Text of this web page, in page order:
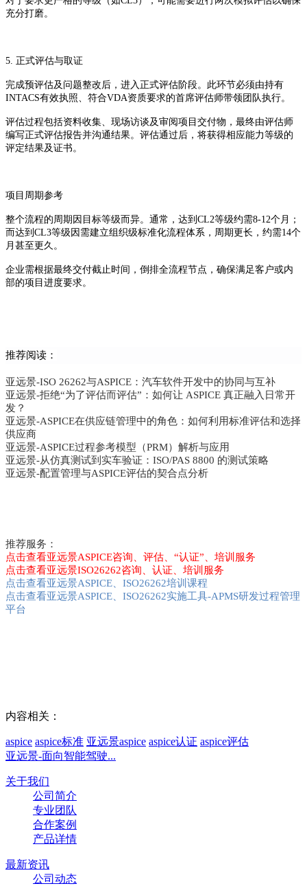
充分打磨。
5. 正式评估与取证
完成预评估及问题整改后，进入正式评估阶段。此环节必须由持有
INTACS有效执照、符合VDA资质要求的首席评估师带领团队执行。
评估过程包括资料收集、现场访谈及审阅项目交付物，最终由评估师
编写正式评估报告并沟通结果。评估通过后，将获得相应能力等级的
评定结果及证书。
项目周期参考
整个流程的周期因目标等级而异。通常，达到CL2等级约需8-12个月；
而达到CL3等级因需建立组织级标准化流程体系，周期更长，约需14个
月甚至更久。
企业需根据最终交付截止时间，倒排全流程节点，确保满足客户或内
部的项目进度要求。
推荐阅读：
亚远景-ISO 26262与ASPICE：汽车软件开发中的协同与互补
亚远景-拒绝“为了评估而评估”：如何让 ASPICE 真正融入日常开
发？
亚远景-ASPICE在供应链管理中的角色：如何利用标准评估和选择
供应商
亚远景-ASPICE过程参考模型（PRM）解析与应用
亚远景-从仿真测试到实车验证：ISO/PAS 8800 的测试策略
亚远景-配置管理与ASPICE评估的契合点分析
推荐服务：
点击查看亚远景ASPICE咨询、评估、“认证”、培训服务
点击查看亚远景ISO26262咨询、认证、培训服务
点击查看亚远景ASPICE、ISO26262培训课程
点击查看亚远景ASPICE、ISO26262实施工具-APMS研发过程管理
平台
内容相关：
aspice aspice标准 亚远景aspice aspice认证 aspice评估
亚远景-面向智能驾驶...
关于我们
公司简介
专业团队
合作案例
产品详情
最新资讯
公司动态